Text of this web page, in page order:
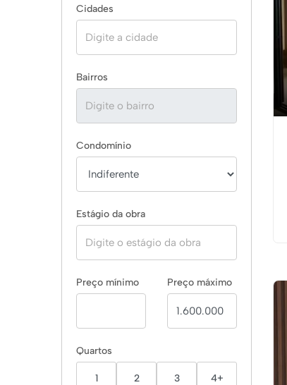
Cidades
Bairros
Condomínio
Estágio da obra
Preço mínimo Preço máximo
Quartos
1 2 3 4+